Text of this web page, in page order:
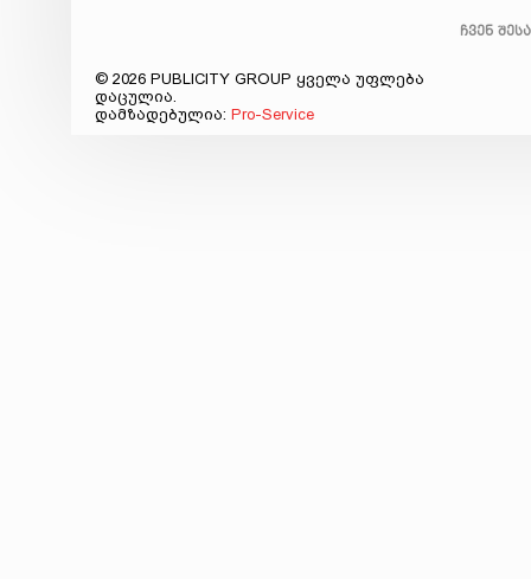
ჩვენ
© 2026 PUBLICITY GROUP ყველა უფლება
დაცულია.
დამზადებულია: Pro-Service